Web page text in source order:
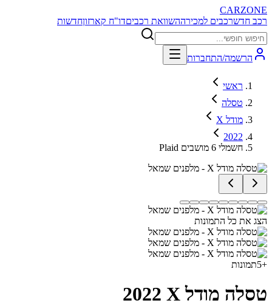
CARZONE
רכב חדשרכבים למכירההשוואת רכביםדו"ח קארזוןחדשות
הרשמה/התחברות
ראשי
טסלה
מודל X
2022
Plaid חשמלי 6 מושבים
הצג את כל התמונות
+
5תמונות
טסלה מודל X 2022